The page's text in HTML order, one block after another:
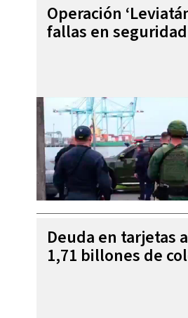
Operación
fallas en
Deuda en tarjetas
1,71 billones de